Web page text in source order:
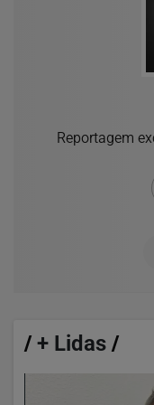
Reportagem
/ + Lidas /